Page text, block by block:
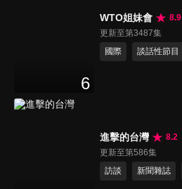
6
WTO姐妹會
8.9
更新至第3487集
國際
談話性節目
進擊的台灣
8.2
更新至第586集
訪談
新聞雜誌